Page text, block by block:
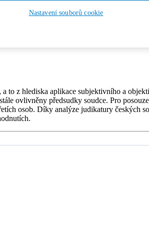
to z hlediska aplikace subjektivního a
ovlivněny předsudky soudce. Pro
osob. Díky analýze judikatury
Nastavení souborů cookie